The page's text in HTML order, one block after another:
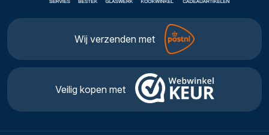
Wij verzenden met
Veilig kopen met